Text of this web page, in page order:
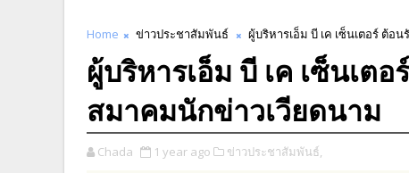
Home ข่าวประชาสัมพันธ์ ผู้บริหารเอ็ม บี เค เซ็นเตอร์ ต้
ผู้บริหารเอ็ม บี เค เซ็นเ
สมาคมนักข่าวเวียดนาม
Chada 1 year ago ข่าวประชาสัมพันธ์,